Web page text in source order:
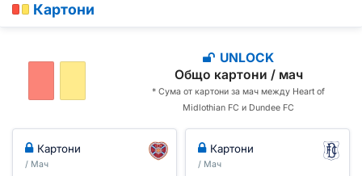
Картони
UNLOCK
Общо картони / мач
* Сума от картони за мач между Heart of
Midlothian FC и Dundee FC
Картони
/ Мач
Картони
/ Мач